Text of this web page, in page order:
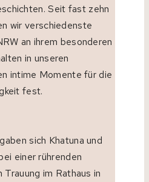
Seit fast zehn
wir verschiedenste
an ihrem besonderen
in unseren
intime Momente für die
fest.
sich Khatuna und
einer rührenden
im Rathaus in